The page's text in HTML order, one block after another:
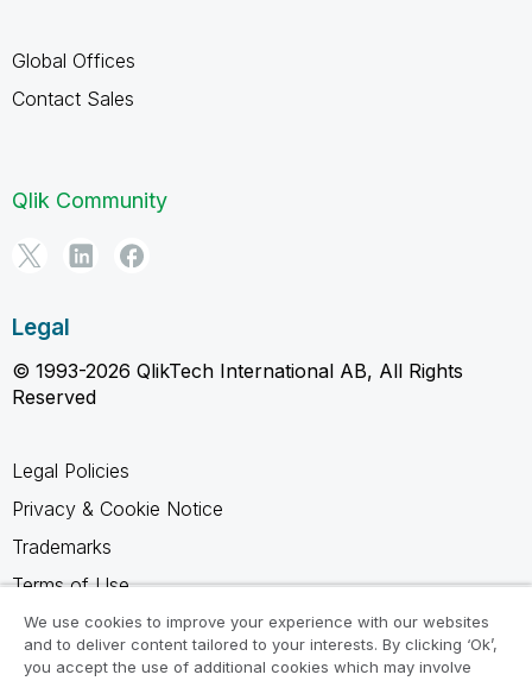
Global Offices
Contact Sales
Qlik Community
Legal
© 1993-2026 QlikTech International AB, All Rights
Reserved
Legal Policies
Privacy & Cookie Notice
Trademarks
Terms of Use
Legal Agreements
Product Terms
We use cookies to improve your experience with our websites
and to deliver content tailored to your interests. By clicking ‘Ok’,
you accept the use of additional cookies which may involve